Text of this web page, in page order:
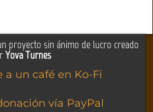
proyecto sin ánimo de lucro creado
Yova Turnes
a un café en Ko-Fi
vía PayPal